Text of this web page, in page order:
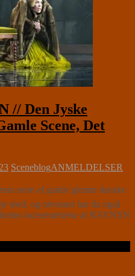
// Den Jyske
Scene, Det
SceneblogANMELDELSER
serie af gamle glemte danske
med, og niveauet har da også
iscenesættelse af RAVNEN